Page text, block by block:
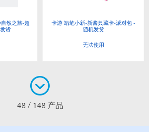
然之旅-超
货
卡游 蜡笔小新-新酱典藏卡-派对包 -
随机发货
无法使用
48 / 148 产品